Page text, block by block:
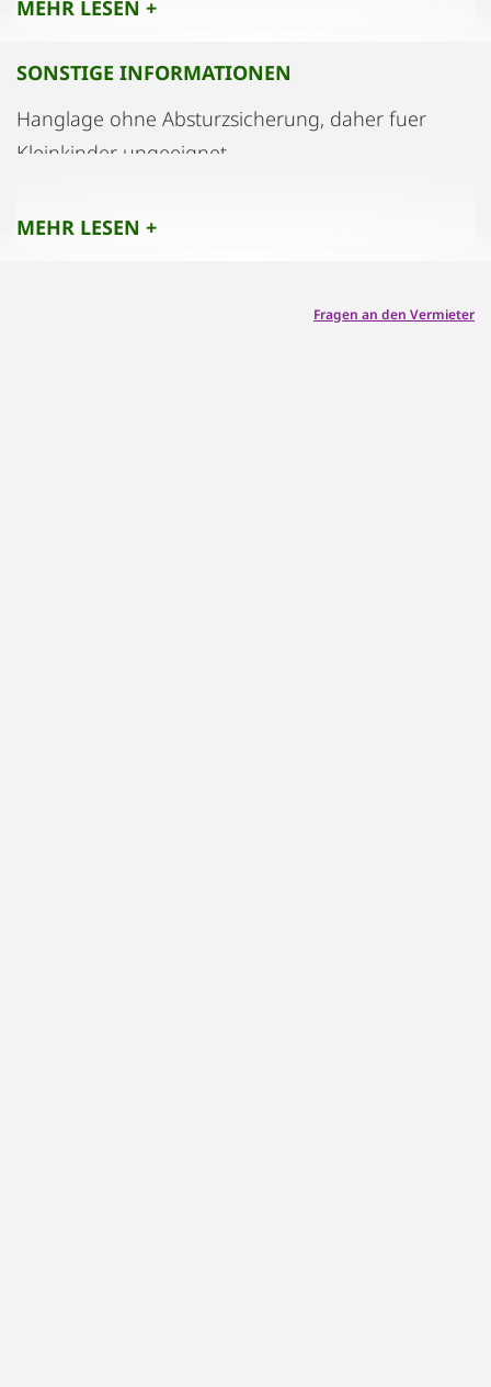
MEHR LESEN +
SONSTIGE INFORMATIONEN
Hanglage ohne Absturzsicherung, daher fuer
Kleinkinder ungeeignet
MEHR LESEN +
Fragen an den Vermieter